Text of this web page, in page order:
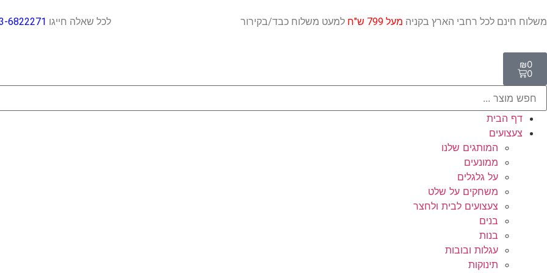
משלוח חינם לכל רחבי הארץ בקניה מעל 799 ש"ח למעט משלוח כבד/בקירור לכל שאלה חייגו 6822271
₪0
0
דף הבית
צעצועים
המותגים שלנו
ממונעים
על גלגלים
משחקים על שלט
צעצועים לבית ולחצר
בנים
בנות
עגלות ובובות
תינוקות